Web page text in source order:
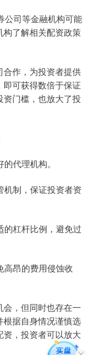
公司等金融机构可能
了解相关配资政策
作，为投资者提供
可获得数倍于保证
门槛，也放大了投
代理机构。
机制，保证投资者资
的杠杆比例，避免过
高昂的费用侵蚀收
会，但同时也存在一
根据自身情况谨慎选
，投资者可以放大